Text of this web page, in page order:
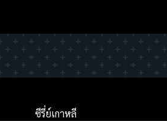
ซีรี่ย์เกาหลี